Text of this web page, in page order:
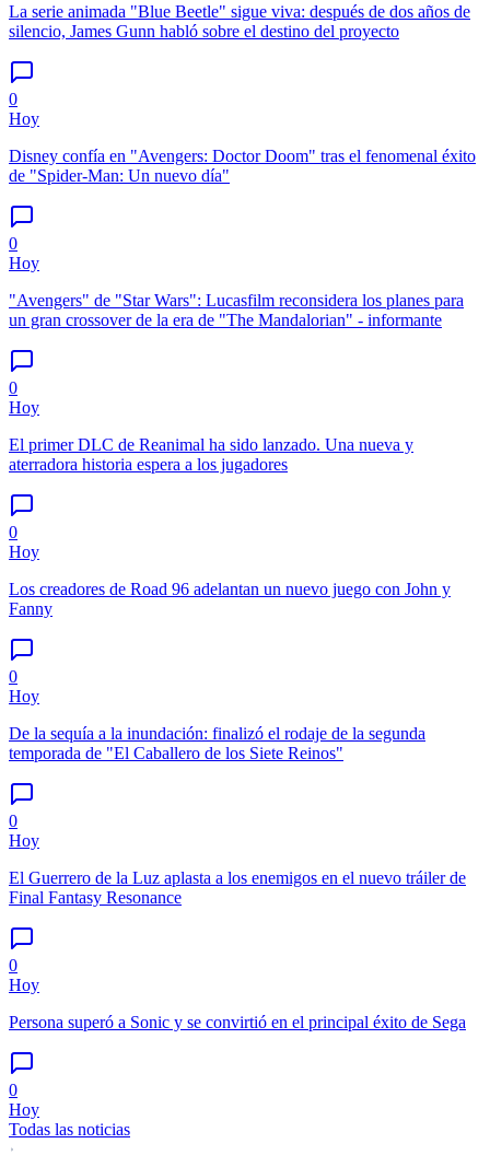
La serie animada "Blue Beetle" sigue viva: después de dos años de
silencio, James Gunn habló sobre el destino del proyecto
0
Hoy
Disney confía en "Avengers: Doctor Doom" tras el fenomenal éxito
de "Spider-Man: Un nuevo día"
0
Hoy
"Avengers" de "Star Wars": Lucasfilm reconsidera los planes para
un gran crossover de la era de "The Mandalorian" - informante
0
Hoy
El primer DLC de Reanimal ha sido lanzado. Una nueva y
aterradora historia espera a los jugadores
0
Hoy
Los creadores de Road 96 adelantan un nuevo juego con John y
Fanny
0
Hoy
De la sequía a la inundación: finalizó el rodaje de la segunda
temporada de "El Caballero de los Siete Reinos"
0
Hoy
El Guerrero de la Luz aplasta a los enemigos en el nuevo tráiler de
Final Fantasy Resonance
0
Hoy
Persona superó a Sonic y se convirtió en el principal éxito de Sega
0
Hoy
Todas las noticias